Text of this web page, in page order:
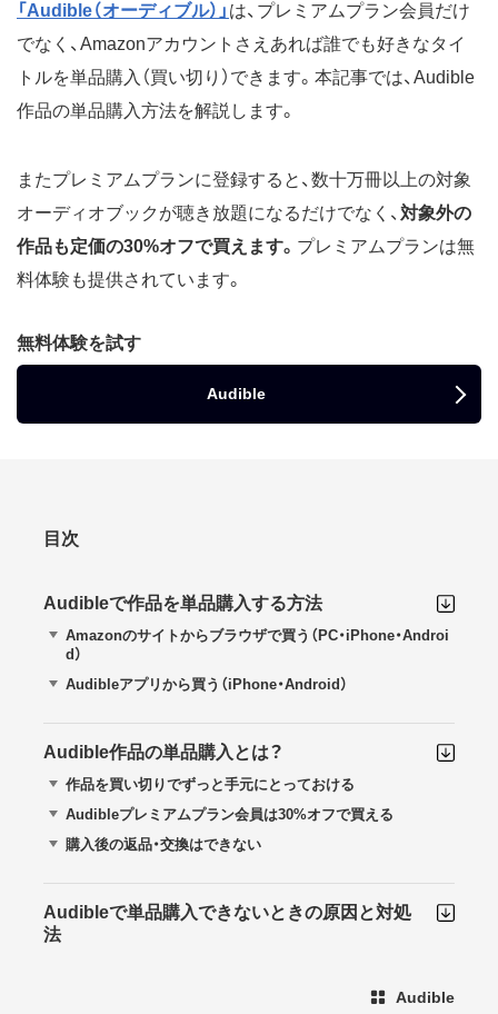
「Audible（オーディブル）」 は、プレミアムプラン会員だけ
でなく、Amazonアカウントさえあれば誰でも好きなタイ
トルを単品購入（買い切り）できます。本記事では、Audible
作品の単品購入方法を解説します。
またプレミアムプランに登録すると、数十万冊以上の対象
オーディオブックが聴き放題になるだけでなく、 対象外の
作品も定価の30%オフで買えます。 プレミアムプランは無
料体験も提供されています。
無料体験を試す
Audible
目次
Audibleで作品を単品購入する方法
Amazonのサイトからブラウザで買う（PC・iPhone・Androi
d）
Audibleアプリから買う（iPhone・Android）
Audible作品の単品購入とは？
作品を買い切りでずっと手元にとっておける
Audibleプレミアムプラン会員は30%オフで買える
購入後の返品・交換はできない
Audibleで単品購入できないときの原因と対処
法
Audible